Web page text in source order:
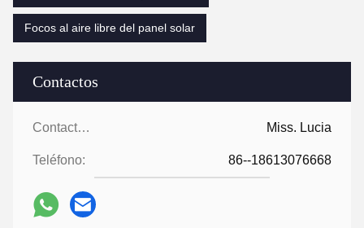
Contactos
Contactos: Miss. Lucia
Teléfono: 86--18613076668
Focos al aire libre del panel solar